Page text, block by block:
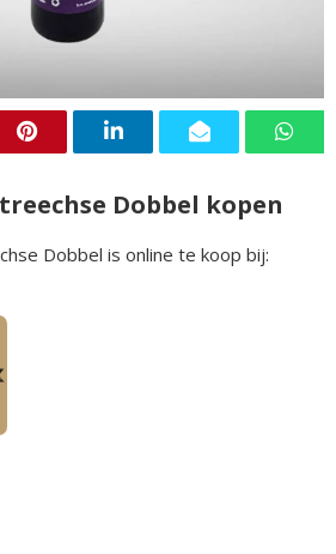
Dobbel kopen
Dobbel is online te koop bij: